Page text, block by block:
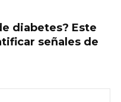
diabetes? Este
señales de